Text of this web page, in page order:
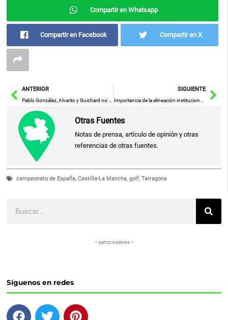
Compartir en Whatsapp
Compartir en Facebook Compartir en X
AntANTERIOR
Pablo González, Alvarito y Guichard no continuarán en el Calvo Sotelo
SIGUIENTE
Importancia de la alineación institucional para mejorar la vida en los pequeños municipios
Otras Fuentes
Notas de prensa, artículo de opinión y otras
referencias de otras fuentes.
campeonato de España,Castilla-La Mancha,golf,Tarragona
– patrocinadores –
Síguenos en redes
F
T
P